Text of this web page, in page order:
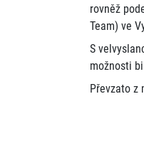
rovněž
Team) ve
S
možnosti
Převzato z